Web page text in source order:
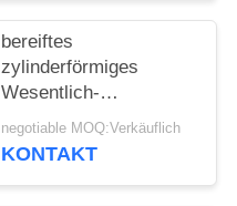
bereiftes
zylinderförmiges
Wesentlich-
kosmetisches flaches
Schulter-
negotiable MOQ:Verkäuflich
KONTAKT